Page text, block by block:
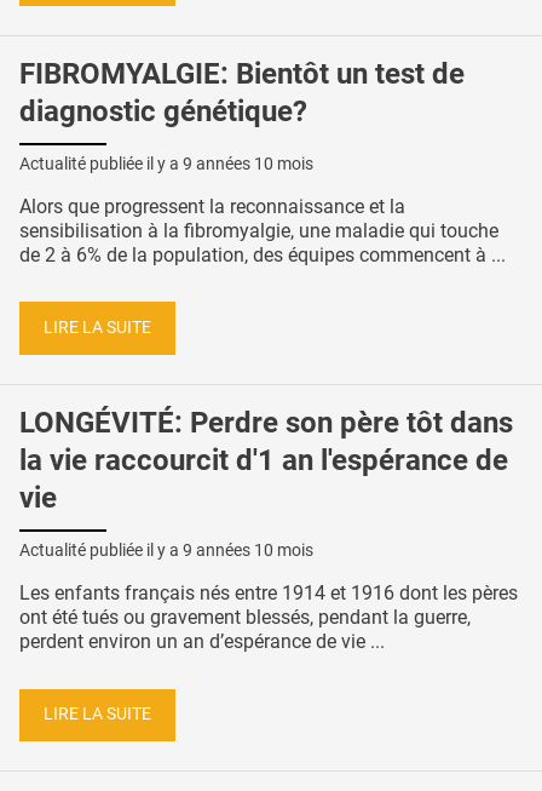
FIBROMYALGIE: Bientôt un test de
diagnostic génétique?
Actualité publiée il y a 9 années 10 mois
Alors que progressent la reconnaissance et la
sensibilisation à la fibromyalgie, une maladie qui touche
de 2 à 6% de la population, des équipes commencent à ...
LIRE LA SUITE
LONGÉVITÉ: Perdre son père tôt dans
la vie raccourcit d'1 an l'espérance de
vie
Actualité publiée il y a 9 années 10 mois
Les enfants français nés entre 1914 et 1916 dont les pères
ont été tués ou gravement blessés, pendant la guerre,
perdent environ un an d’espérance de vie ...
LIRE LA SUITE